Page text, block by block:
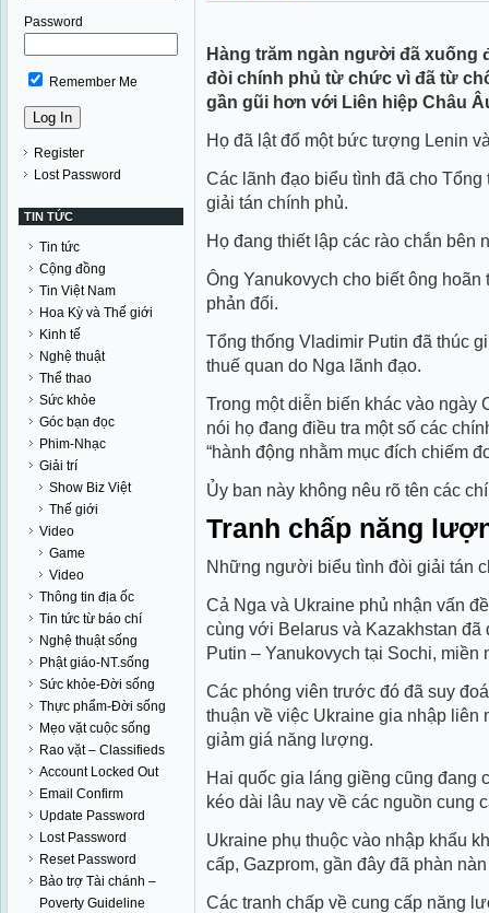
Password
Remember Me
Register
Lost Password
TIN TỨC
Tin tức
Cộng đồng
Tin Việt Nam
Hoa Kỳ và Thế giới
Kinh tế
Nghệ thuật
Thể thao
Sức khỏe
Góc bạn đọc
Phim-Nhạc
Giải trí
Show Biz Việt
Thế giới
Video
Game
Video
Thông tin địa ốc
Tin tức từ báo chí
Nghệ thuật sống
Phật giáo-NT.sống
Sức khỏe-Đời sống
Thực phẩm-Đời sống
Mẹo vặt cuộc sống
Rao vặt – Classifieds
Account Locked Out
Email Confirm
Update Password
Lost Password
Reset Password
Bảo trợ Tài chánh –
Poverty Guideline
Hàng trăm ngàn người đã xuống
đòi chính phủ từ chức vì đã từ
gần gũi hơn với Liên hiệp Châu
Họ đã lật đổ một bức tượng Lenin
Các lãnh đạo biểu tình đã cho
giải tán chính phủ.
Họ đang thiết lập các rào chắn bên
Ông Yanukovych cho biết ông
phản đối.
Tổng thống Vladimir Putin đã thúc
thuế quan do Nga lãnh đạo.
Trong một diễn biến khác vào ngày
nói họ đang điều tra một số các
“hành động nhằm mục đích chiếm
Ủy ban này không nêu rõ tên các
Tranh chấp năng
Những người biểu tình đòi giải tán
Cả Nga và Ukraine phủ nhận vấn
cùng với Belarus và Kazakhstan
Putin – Yanukovych tại Sochi,
Các phóng viên trước đó đã suy
thuận về việc Ukraine gia nhập liên
giảm giá năng lượng.
Hai quốc gia láng giềng cũng đang
kéo dài lâu nay về các nguồn cung
Ukraine phụ thuộc vào nhập khẩu
cấp, Gazprom, gần đây đã phàn
Các tranh chấp về cung cấp năng